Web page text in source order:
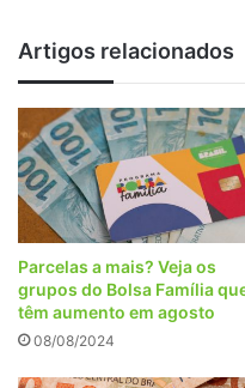
de
liberação!
Artigos relacionados
Parcelas a mais? Veja os
grupos do Bolsa Família
têm aumento em agosto
08/08/2024